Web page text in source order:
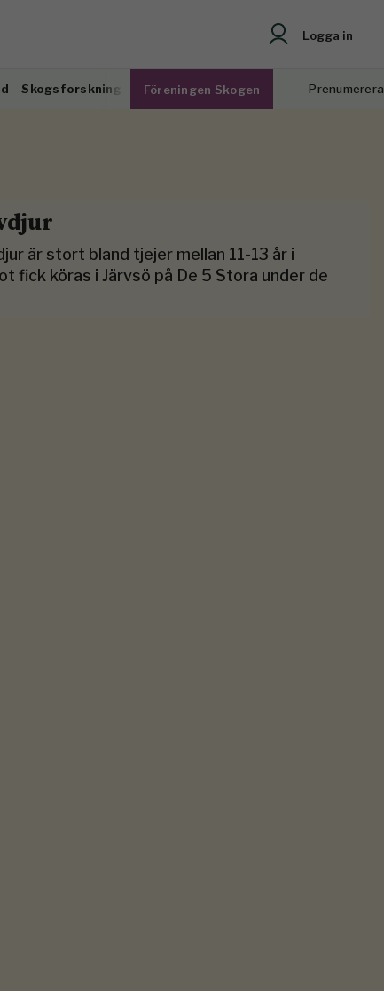
Logga in
Skogsforskning Föreningen Skogen Prenumerera
är stort bland tjejer mellan 11-13 år i
fick köras i Järvsö på De 5 Stora under de